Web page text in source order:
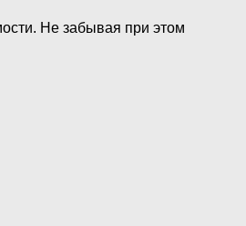
Не забывая при этом